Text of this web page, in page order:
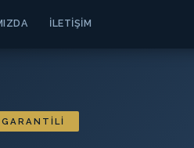
İLETIŞIM